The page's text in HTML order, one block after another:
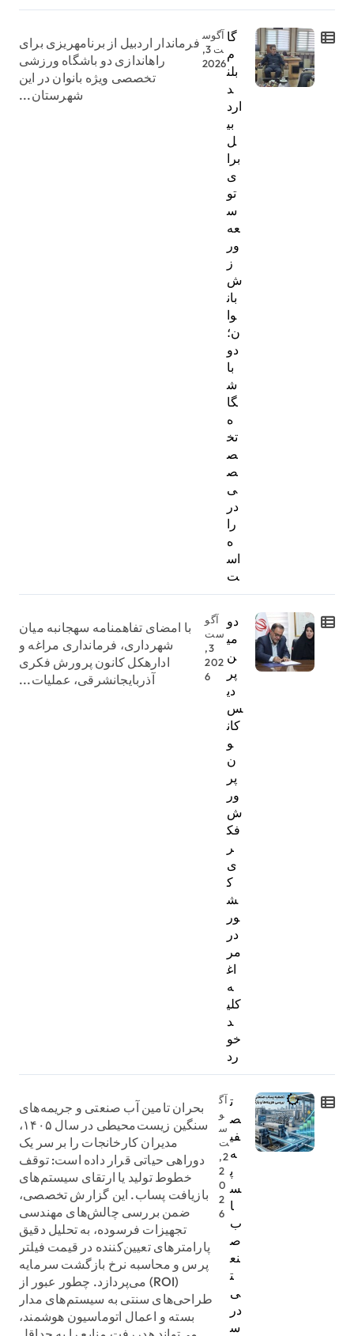
گا
م
بلن
د
ارد
بی
ل
برا
ی
تو
س
عه
ور
ز
ش
بان
وا
ن؛
دو
با
ش
گا
ه
تخ
ص
ص
ی
در
را
ه
اس
ت
آگوس
ت 3,
2026
فرماندار اردبیل از برنامهریزی برای
راهاندازی دو باشگاه ورزشی
تخصصی ویژه بانوان در این
شهرستان...
دو
می
ن
پر
دی
س
کان
و
ن
پر
ور
ش
فک
ر
ی
ک
ش
ور
در
مر
اغ
ه
کلی
د
خو
رد
آگو
ست
3,
202
6
با امضای تفاهمنامه سهجانبه میان
شهرداری، فرمانداری مراغه و
ادارهکل کانون پرورش فکری
آذربایجانشرقی، عملیات...
ت
ص
فی
ه
پ
س
ا
ب
ص
نع
ت
ی
در
س
آگ
و
س
ت
2,
2
0
2
6
بحران تامین آب صنعتی و جریمه‌های
سنگین زیست‌محیطی در سال ۱۴۰۵،
مدیران کارخانجات را بر سر یک
دوراهی حیاتی قرار داده است: توقف
خطوط تولید یا ارتقای سیستم‌های
بازیافت پساب. این گزارش تخصصی،
ضمن بررسی چالش‌های مهندسی
تجهیزات فرسوده، به تحلیل دقیق
پارامترهای تعیین‌کننده در قیمت فیلتر
پرس و محاسبه نرخ بازگشت سرمایه
(ROI) می‌پردازد. چطور عبور از
طراحی‌های سنتی به سیستم‌های مدار
بسته و اعمال اتوماسیون هوشمند،